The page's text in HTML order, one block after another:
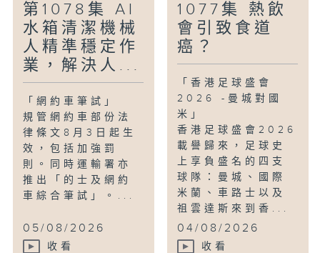
第1078集 AI
水箱清潔機械
人精準穩定作
業，解決人...
「網約車筆試」
規管網約車部份法
律條文8月3日起生
效，包括加強罰
則。同時運輸署亦
推出「的士及網約
車綜合筆試」。...
05/08/2026
收看
1077集 熱飲
會引致食道
癌？
「香港足球盛會
2026 -曼城對國
米」
香港足球盛會2026
載譽歸來，足球史
上享負盛名的四支
球隊：曼城、國際
米蘭、車路士以及
祖雲達斯來到香...
04/08/2026
收看